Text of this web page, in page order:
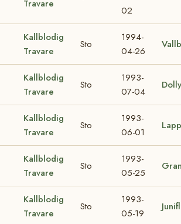
Travare
02
Kallblodig
Travare
Sto
1994-
04-26
Kallblodig
Travare
Sto
1993-
07-04
Kallblodig
Travare
Sto
1993-
06-01
Kallblodig
Travare
Sto
1993-
05-25
Kallblodig
Travare
Sto
1993-
05-19